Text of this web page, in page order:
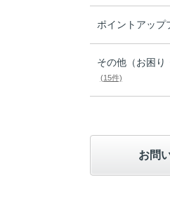
ポイントアップ
その他（お困り
(15件)
お問